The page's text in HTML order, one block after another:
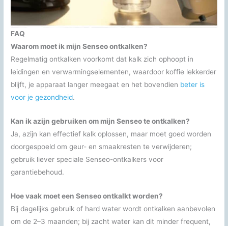
FAQ
Waarom moet ik mijn Senseo ontkalken?
Regelmatig ontkalken voorkomt dat kalk zich ophoopt in
leidingen en verwarmingselementen, waardoor koffie lekkerder
blijft, je apparaat langer meegaat en het bovendien beter is
voor je gezondheid.
Kan ik azijn gebruiken om mijn Senseo te ontkalken?
Ja, azijn kan effectief kalk oplossen, maar moet goed worden
doorgespoeld om geur- en smaakresten te verwijderen;
gebruik liever speciale Senseo-ontkalkers voor
garantiebehoud.
Hoe vaak moet een Senseo ontkalkt worden?
Bij dagelijks gebruik of hard water wordt ontkalken aanbevolen
om de 2–3 maanden; bij zacht water kan dit minder frequent,